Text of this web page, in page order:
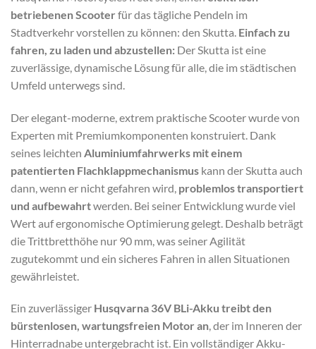
betriebenen Scooter für das tägliche Pendeln im
Stadtverkehr vorstellen zu können: den Skutta Einfach zu
fahren, zu laden und abzustellen: Der Skutta ist eine
zuverlässige, dynamische Lösung für alle, die im städtischen
Umfeld unterwegs sind.
Der elegant-moderne, extrem praktische Scooter wurde von
Experten mit Premiumkomponenten konstruiert. Dank
seines leichten Aluminiumfahrwerks mit einem
patentierten Flachklappmechanismus kann der Skutta auch
dann, wenn er nicht gefahren wird, problemlos transportiert
und aufbewahrtwerden. Bei seiner Entwicklung wurde viel
Wert auf ergonomische Optimierung gelegt. Deshalb beträgt
die Trittbretthöhe nur 90 mm, was seiner Agilität
zugutekommt und ein sicheres Fahren in allen Situationen
gewährleistet.
Ein zuverlässiger Husqvarna 36V BLi-Akku treibt den
bürstenlosen, wartungsfreien Motor an, der im Inneren der
Hinterradnabe untergebracht ist. Ein vollständiger Akku-